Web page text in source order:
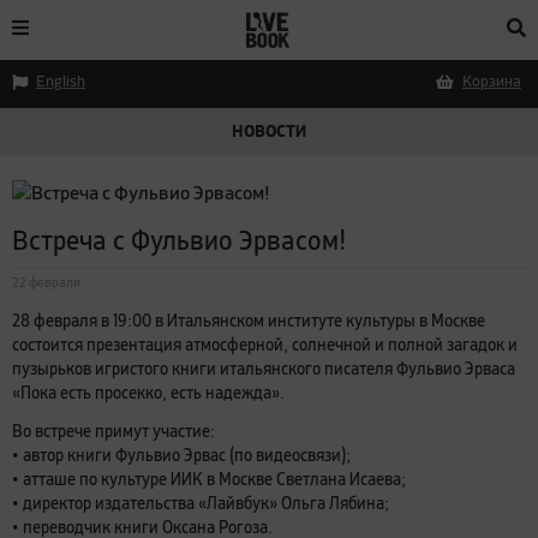
Корзина
English
НОВОСТИ
Встреча с Фульвио Эрвасом!
22 февраля
28 февраля в 19:00 в Итальянском институте культуры в Москве
состоится презентация атмосферной, солнечной и полной загадок и
пузырьков игристого книги итальянского писателя Фульвио Эрваса
«Пока есть просекко, есть надежда».
Во встрече примут участие:
• автор книги Фульвио Эрвас (по видеосвязи);
• атташе по культуре ИИК в Москве Светлана Исаева;
• директор издательства «Лайвбук» Ольга Лябина;
• переводчик книги Оксана Рогоза.